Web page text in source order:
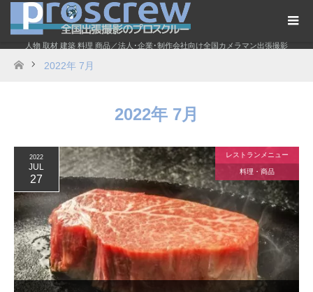
人物 取材 建築 料理 商品／法人･企業･制作会社向け全国カメラマン出張撮影
ホーム
2022年 7月
2022年 7月
2022
JUL
27
レストランメニュー
料理・商品